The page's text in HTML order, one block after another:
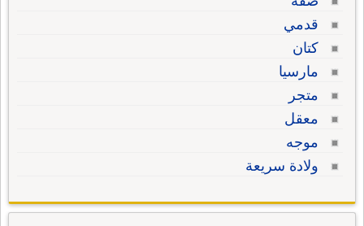
قدمي
كتان
مارسيا
متجر
معقل
موجه
ولادة سريعة